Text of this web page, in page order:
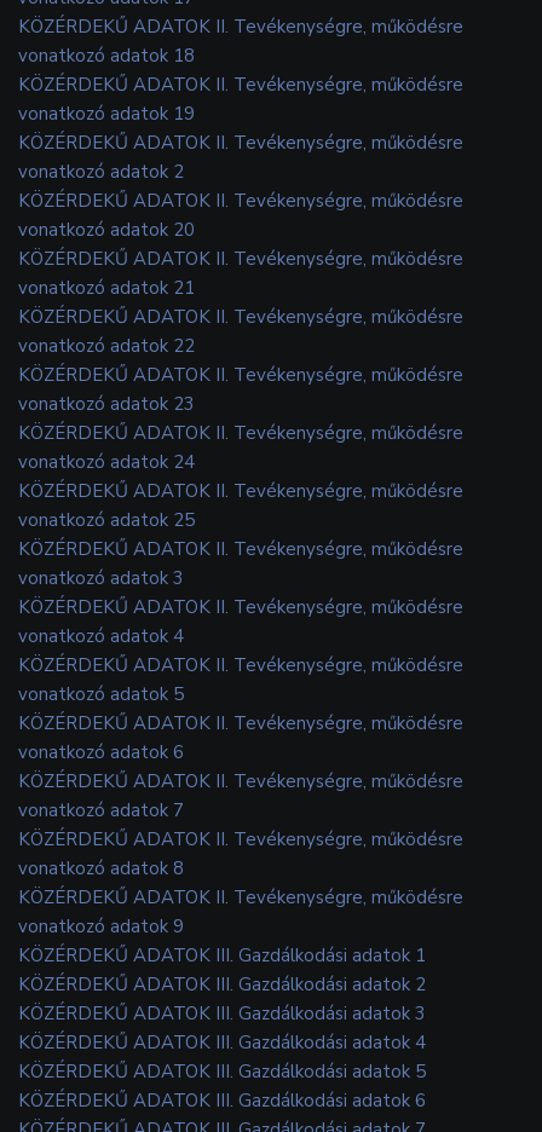
KÖZÉRDEKŰ ADATOK II. Tevékenységre, működésre
vonatkozó adatok 18
KÖZÉRDEKŰ ADATOK II. Tevékenységre, működésre
vonatkozó adatok 19
KÖZÉRDEKŰ ADATOK II. Tevékenységre, működésre
vonatkozó adatok 2
KÖZÉRDEKŰ ADATOK II. Tevékenységre, működésre
vonatkozó adatok 20
KÖZÉRDEKŰ ADATOK II. Tevékenységre, működésre
vonatkozó adatok 21
KÖZÉRDEKŰ ADATOK II. Tevékenységre, működésre
vonatkozó adatok 22
KÖZÉRDEKŰ ADATOK II. Tevékenységre, működésre
vonatkozó adatok 23
KÖZÉRDEKŰ ADATOK II. Tevékenységre, működésre
vonatkozó adatok 24
KÖZÉRDEKŰ ADATOK II. Tevékenységre, működésre
vonatkozó adatok 25
KÖZÉRDEKŰ ADATOK II. Tevékenységre, működésre
vonatkozó adatok 3
KÖZÉRDEKŰ ADATOK II. Tevékenységre, működésre
vonatkozó adatok 4
KÖZÉRDEKŰ ADATOK II. Tevékenységre, működésre
vonatkozó adatok 5
KÖZÉRDEKŰ ADATOK II. Tevékenységre, működésre
vonatkozó adatok 6
KÖZÉRDEKŰ ADATOK II. Tevékenységre, működésre
vonatkozó adatok 7
KÖZÉRDEKŰ ADATOK II. Tevékenységre, működésre
vonatkozó adatok 8
KÖZÉRDEKŰ ADATOK II. Tevékenységre, működésre
vonatkozó adatok 9
KÖZÉRDEKŰ ADATOK III. Gazdálkodási adatok 1
KÖZÉRDEKŰ ADATOK III. Gazdálkodási adatok 2
KÖZÉRDEKŰ ADATOK III. Gazdálkodási adatok 3
KÖZÉRDEKŰ ADATOK III. Gazdálkodási adatok 4
KÖZÉRDEKŰ ADATOK III. Gazdálkodási adatok 5
KÖZÉRDEKŰ ADATOK III. Gazdálkodási adatok 6